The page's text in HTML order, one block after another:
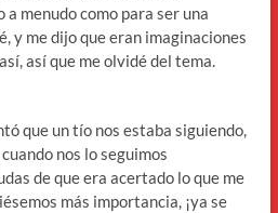
menudo como para ser una
y me dijo que eran imaginaciones
así que me olvidé del tema.
que un tío nos estaba siguiendo,
nos lo seguimos
de que era acertado lo que me
más importancia, ¡ya se